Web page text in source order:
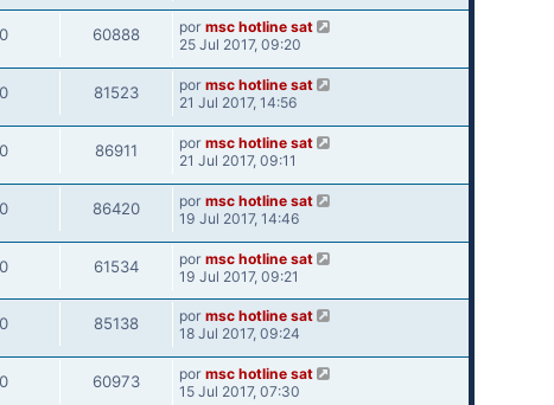
0 60888 por msc hotline sat
25 Jul 2017, 09:20
0 81523 por msc hotline sat
21 Jul 2017, 14:56
0 86911 por msc hotline sat
21 Jul 2017, 09:11
0 86420 por msc hotline sat
19 Jul 2017, 14:46
0 61534 por msc hotline sat
19 Jul 2017, 09:21
0 85138 por msc hotline sat
18 Jul 2017, 09:24
0 60973 por msc hotline sat
15 Jul 2017, 07:30